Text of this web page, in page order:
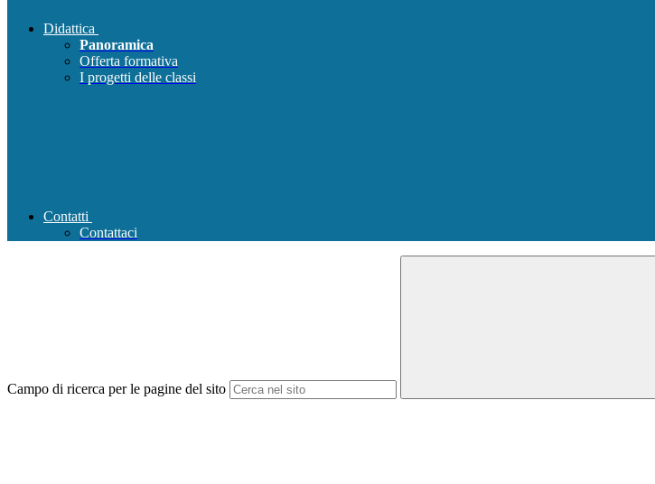
Didattica
Panoramica
Offerta formativa
I progetti delle classi
Contatti
Contattaci
Campo di ricerca per le pagine del sito